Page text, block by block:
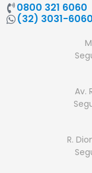
0800 321 6060
(32) 3031-6060
Av.
R.